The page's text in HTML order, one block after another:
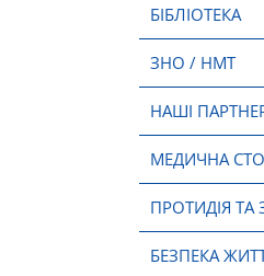
БІБЛІОТЕКА
ЗНО / НМТ
НАШІ
МЕДИЧНА
ПРОТИДІЯ ТА
БЕЗПЕКА